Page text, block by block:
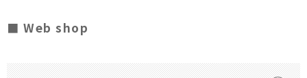
■ Web shop